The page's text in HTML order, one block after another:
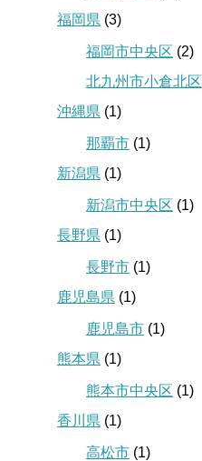
福岡県 (3)
福岡市中央区 (2)
北九州市小倉北区
沖縄県 (1)
那覇市 (1)
新潟県 (1)
新潟市中央区 (1)
長野県 (1)
長野市 (1)
鹿児島県 (1)
鹿児島市 (1)
熊本県 (1)
熊本市中央区 (1)
香川県 (1)
高松市 (1)